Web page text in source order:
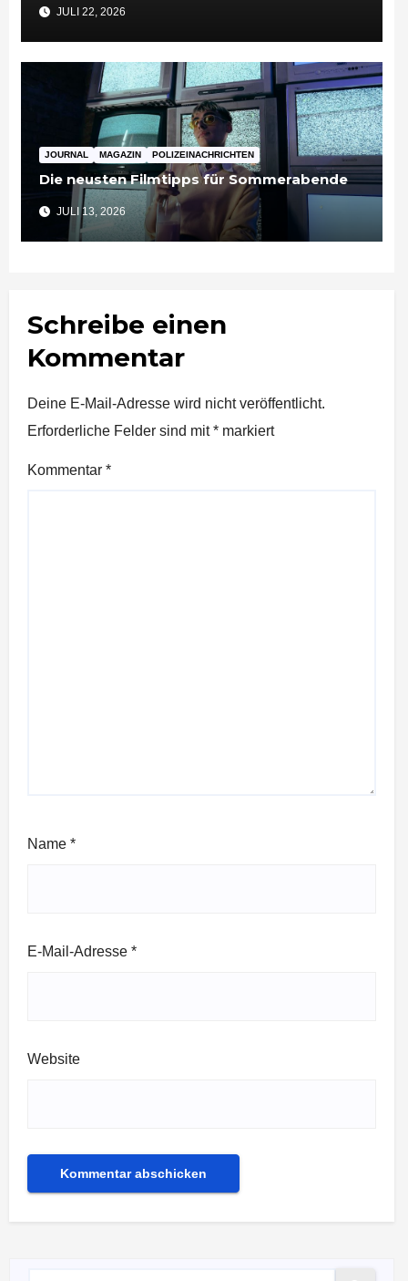
JULI 22, 2026
JOURNAL MAGAZIN POLIZEINACHRICHTEN
Die neusten Filmtipps für Sommerabende
JULI 13, 2026
Schreibe einen
Kommentar
Deine E-Mail-Adresse wird nicht veröffentlicht.
Erforderliche Felder sind mit* markiert
Kommentar *
Name *
E-Mail-Adresse *
Website